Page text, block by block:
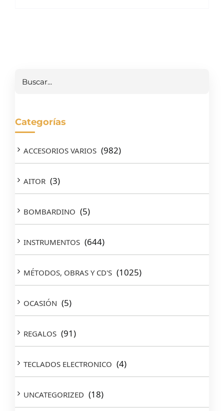
Categorías
ACCESORIOS VARIOS (982)
AITOR (3)
BOMBARDINO (5)
INSTRUMENTOS (644)
MÉTODOS, OBRAS Y CD'S (1025)
OCASIÓN (5)
REGALOS (91)
TECLADOS ELECTRONICO (4)
UNCATEGORIZED (18)